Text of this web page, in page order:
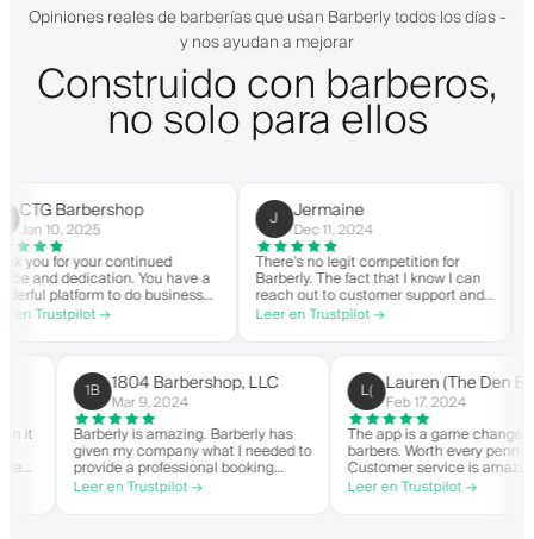
Opiniones reales de barberías que usan Barberly todos los días -
y nos ayudan a mejorar
Construido con barberos,
no solo para ellos
Barbershop
10, 2025
for your continued
dedication. You have a
platform to do business
spirit. Thank you from
Trustpilot →
Jermaine
Dec 11, 2024
There's no legit competition for
Barberly. The fact that I know I can
reach out to customer support and
actually get help is a major reason I
stay. Barberly provides a ton of
Leer en Trustpilot →
on
it
able
1B 1804 Barbershop, LLC
Mar 9, 2024
Barberly is amazing. Barberly has
given my company what I needed to
provide a professional booking
experience for my clients. Their
team has been exceptional,
Leer en Trustpilot →
L( Lauren (The
Feb 17, 2024
The app is a game
barbers. Worth every
Customer service is
helps with everything
they need. Definitely
Leer en Trustpilot →